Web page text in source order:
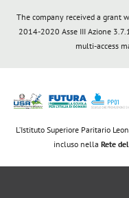
The company received a grant
2014-2020 Asse III Azione
multi-access
L’Istituto Superiore Paritario
incluso nella Rete